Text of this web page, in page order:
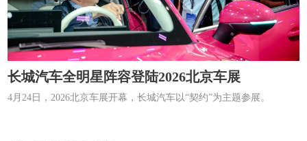
长城汽车全明星阵容登陆2026北京车展
4月24日，2026北京车展开幕，长城汽车以“契约”为主题参展。